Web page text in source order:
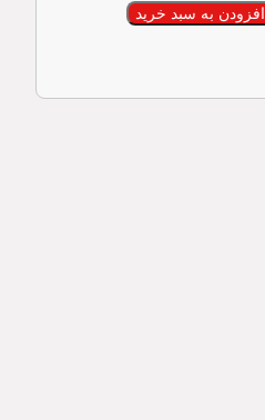
افزودن به سبد خرید